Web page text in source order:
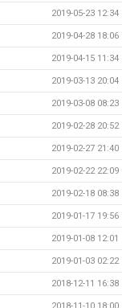
2019-05-23 12:34
2019-04-28 18:06
2019-04-15 11:34
2019-03-13 20:04
2019-03-08 08:23
2019-02-28 20:52
2019-02-27 21:40
2019-02-22 22:09
2019-02-18 08:38
2019-01-17 19:56
2019-01-08 12:01
2019-01-03 02:22
2018-12-11 16:38